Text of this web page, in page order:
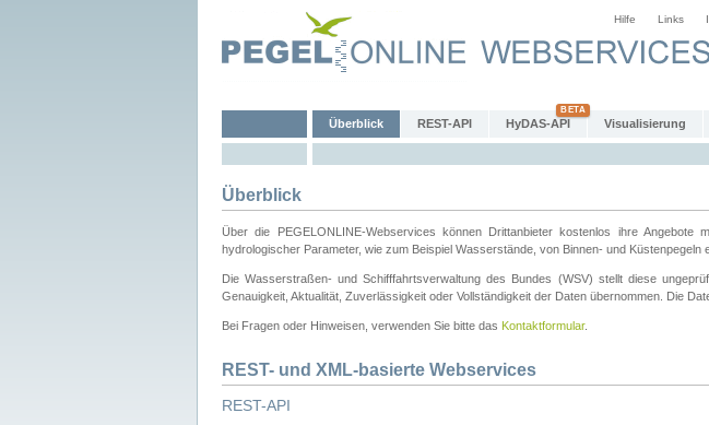
Hilfe Links
Überblick REST-API HyDAS-API Visualisierung
Überblick
Über die PEGELONLINE-Webservices können Drittanbieter kostenlos ihre
hydrologischer Parameter, wie zum Beispiel Wasserstände, von Binnen- und Küstenpegeln
Die Wasserstraßen- und Schifffahrtsverwaltung des Bundes (WSV) stellt diese
Genauigkeit, Aktualität, Zuverlässigkeit oder Vollständigkeit der Daten übernommen. Die
Bei Fragen oder Hinweisen, verwenden Sie bitte das Kontaktformular.
REST- und XML-basierte Webservices
REST-API